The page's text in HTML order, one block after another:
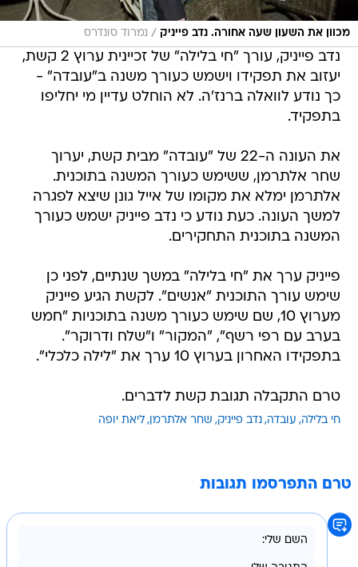
מכוון את השעון שעה אחורה. נדב פייניק / נמרוד סונדרס
נדב פייניק, עורך "חי בלילה" של זכיינית ערוץ 2 קשת,
יעזוב את תפקידו וישמש כעורך משנה ב"עובדה" -
כך נודע לוואלה ברנז'ה. לא הוחלט עדיין מי יחליפו
בתפקיד.
את העונה ה-22 של "עובדה" מבית קשת, יערוך
שחר אלתרמן, ששימש כעורך המשנה בתוכנית.
אלתרמן ימלא את מקומו של אייל גונן שיצא לפגרה
למשך העונה. כעת נודע כי נדב פייניק ישמש כעורך
המשנה בתוכנית התחקירים.
פייניק ערך את "חי בלילה" במשך שנתיים, לפני כן
שימש עורך התוכנית "אנשים". לקשת הגיע פייניק
מערוץ 10, שם שימש כעורך משנה בתוכניות "חמש
בערב עם רפי רשף", "המקור" ו"שלח ודרוקר".
בתפקידו האחרון בערוץ 10 ערך את "לילה כלכלי".
טרם התקבלה תגובת קשת לדברים.
חי בלילה עובדה נדב פייניק שחר אלתרמן ליאת יופה
טרם התפרסמו תגובות